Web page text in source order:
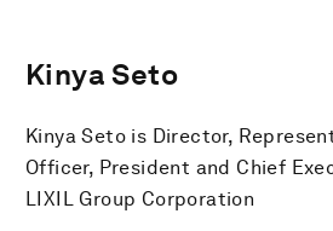
Kinya Seto
Kinya Seto is Director,
Officer, President and Chief
LIXIL Group Corporation